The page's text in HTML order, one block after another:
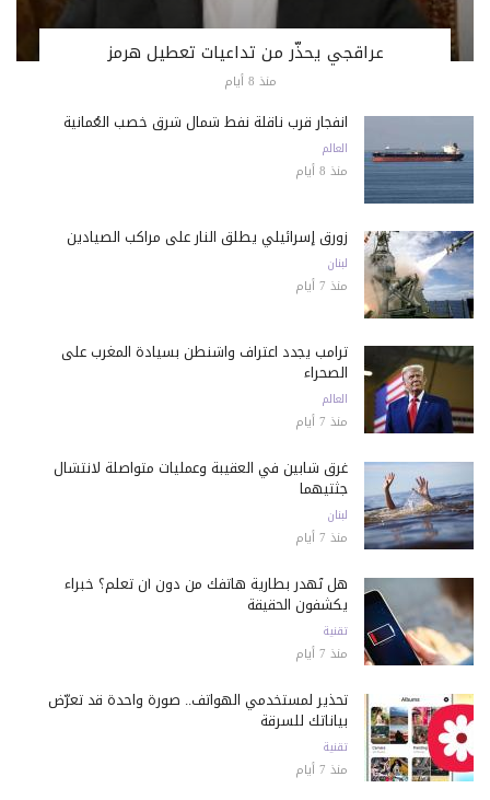
عراقجي يحذّر من تداعيات تعطيل هرمز
منذ 8 أيام
انفجار قرب ناقلة نفط شمال شرق خصب العُمانية
العالم
منذ 8 أيام
زورق إسرائيلي يطلق النار على مراكب الصيادين
لبنان
منذ 7 أيام
ترامب يجدد اعتراف واشنطن بسيادة المغرب على
الصحراء
العالم
منذ 7 أيام
غرق شابين في العقيبة وعمليات متواصلة لانتشال
جثتيهما
لبنان
منذ 7 أيام
هل تُهدر بطارية هاتفك من دون أن تعلم؟ خبراء
يكشفون الحقيقة
تقنية
منذ 7 أيام
تحذير لمستخدمي الهواتف.. صورة واحدة قد تعرّض
بياناتك للسرقة
تقنية
منذ 7 أيام